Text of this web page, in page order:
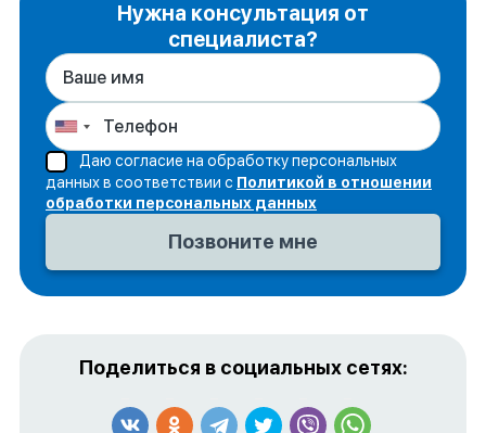
Нужна консультация от
специалиста?
Даю согласие на обработку персональных
данных в соответствии с Политикой в отношении
обработки персональных данных
Поделиться в социальных сетях: